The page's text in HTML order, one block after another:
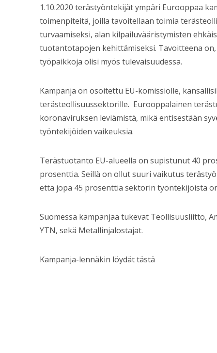
1.10.2020 terästyöntekijät ympäri Eurooppaa
toimenpiteitä, joilla tavoitellaan toimia
turvaamiseksi, alan kilpailuvääristymisten
tuotantotapojen kehittämiseksi. Tavoitteena
työpaikkoja olisi myös tulevaisuudessa.
Kampanja on osoitettu EU-komissiolle,
terästeollisuussektorille. Eurooppalainen
koronaviruksen leviämistä, mikä entisestään
työntekijöiden vaikeuksia.
Terästuotanto EU-alueella on supistunut 40
prosenttia. Seillä on ollut suuri vaikutus
että jopa 45 prosenttia sektorin työntekijöistä
Suomessa kampanjaa tukevat Teollisuusliitto,
YTN, sekä Metallinjalostajat.
Kampanja-lennäkin löydät tästä